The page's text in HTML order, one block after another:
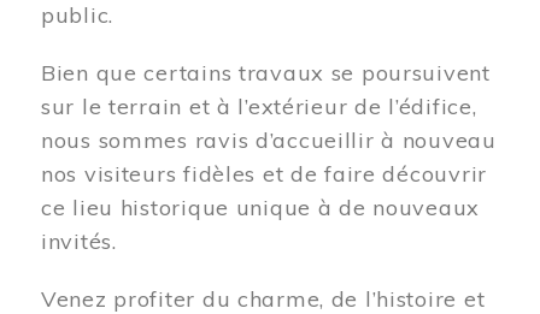
public.
Bien que certains travaux se poursuivent
sur le terrain et à l’extérieur de l’édifice,
nous sommes ravis d’accueillir à nouveau
nos visiteurs fidèles et de faire découvrir
ce lieu historique unique à de nouveaux
invités.
Venez profiter du charme, de l’histoire et